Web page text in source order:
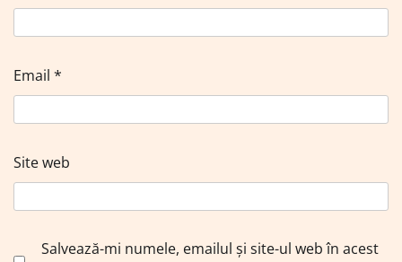
Email *
Site web
Salvează-mi numele, emailul și site-ul web în acest